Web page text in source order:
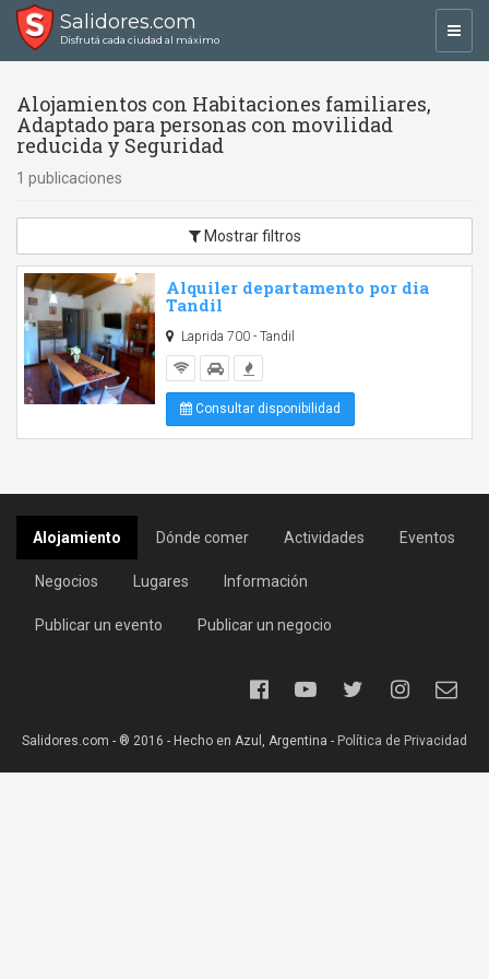
Salidores.com
Disfrutá cada ciudad al máximo
Alojamientos con Habitaciones familiares,
Adaptado para personas con movilidad
reducida y Seguridad
1 publicaciones
Mostrar filtros
Alquiler departamento por dia
Tandil
Laprida 700 - Tandil
Consultar disponibilidad
Alojamiento Dónde comer Actividades Eventos
Negocios Lugares Información
Publicar un evento Publicar un negocio
Salidores.com - ® 2016 - Hecho en Azul, Argentina - Política de Privacidad